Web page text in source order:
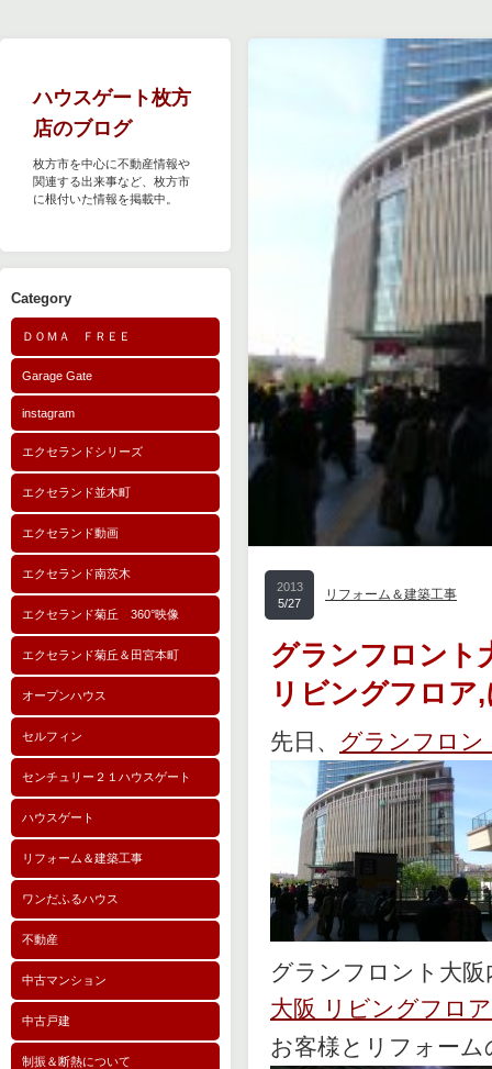
ハウスゲート枚方
店のブログ
枚方市を中心に不動産情報や
関連する出来事など、枚方市
に根付いた情報を掲載中。
Category
ＤＯＭＡ ＦＲＥＥ
Garage Gate
instagram
エクセランドシリーズ
エクセランド並木町
エクセランド動画
エクセランド南茨木
エクセランド菊丘 360°映像
エクセランド菊丘＆田宮本町
オープンハウス
セルフィン
センチュリー２１ハウスゲート
ハウスゲート
リフォーム＆建築工事
ワンだふるハウス
不動産
中古マンション
中古戸建
制振＆断熱について
2013
5/27
リフォーム＆建築工事
グランフロント
リビングフロア
先日、 グランフロン
グランフロント大
大阪 リビングフロア
お客様とリフォー